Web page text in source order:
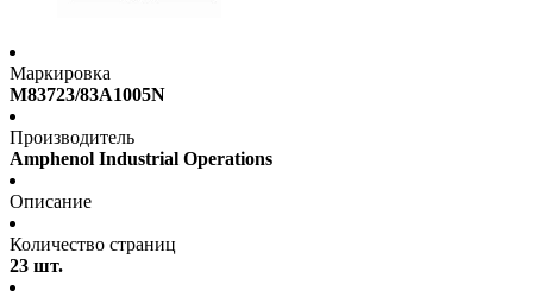
Маркировка
M83723/83A1005N
Производитель
Amphenol Industrial Operations
Описание
Количество страниц
23 шт.